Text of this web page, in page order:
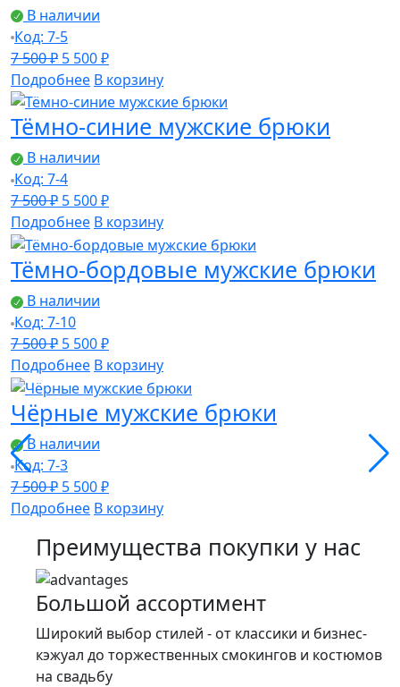
В наличии
Код: 7-5
7 500₽ Первоначальная
цена
составляла
7
500 ₽.
5 500₽Текущая
цена:
5
500 ₽.
Подробнее В корзину
Тёмно-синие мужские брюки
В наличии
Код: 7-4
7 500₽ Первоначальная
цена
составляла
7
500 ₽.
5 500₽Текущая
цена:
5
500 ₽.
Подробнее В корзину
Тёмно-бордовые мужские брюки
В наличии
Код: 7-10
7 500₽ Первоначальная
цена
составляла
7
500 ₽.
5 500₽Текущая
цена:
5
500 ₽.
Подробнее В корзину
Чёрные мужские брюки
В наличии
Код: 7-3
7 500₽ Первоначальная
цена
7
500 ₽.
5 500₽Текущая
цена:
500 ₽.
Подробнее В корзину
Преимущества покупки у нас
Большой ассортимент
Широкий выбор стилей - от классики и бизнес-
кэжуал до торжественных смокингов и костюмов
на свадьбу